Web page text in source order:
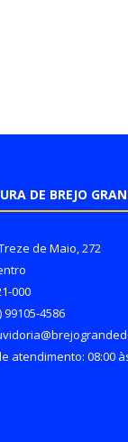
DE BREJO
de Maio, 272
000
99105-4586
atendimento: 08:00